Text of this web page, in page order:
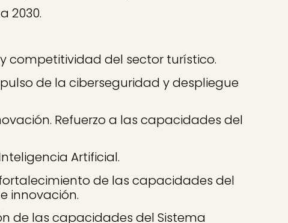
2030.
competitividad del sector turístico.
de la ciberseguridad y despliegue
Refuerzo a las capacidades del
Artificial.
de las capacidades del
innovación.
de las capacidades del Sistema